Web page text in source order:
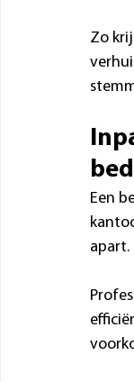
Zo
Een
apart.